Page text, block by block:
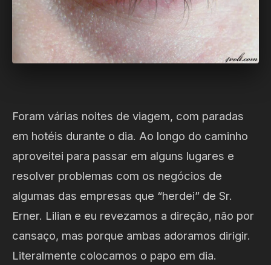
Foram várias noites de viagem, com paradas
em hotéis durante o dia. Ao longo do caminho
aproveitei para passar em alguns lugares e
resolver problemas com os negócios de
algumas das empresas que “herdei” de Sr.
Erner. Lilian e eu revezamos a direção, não por
cansaço, mas porque ambas adoramos dirigir.
Literalmente colocamos o papo em dia.